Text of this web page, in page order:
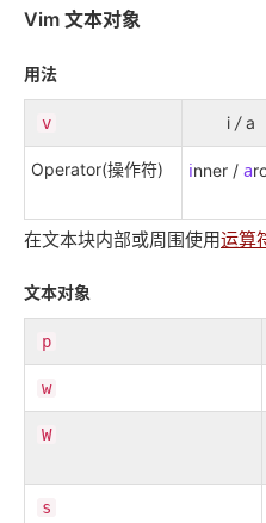
Vim 文本对象
用法
v i / a
Operator(操作符) inner / a
在文本块内部或周围使用运算
文本对象
p
w
W
s